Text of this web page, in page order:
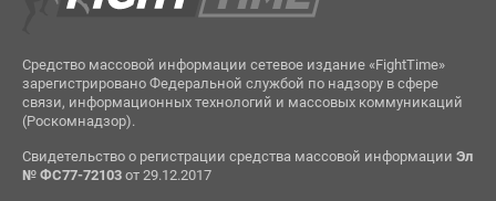
Средство массовой информации сетевое издание «FightTime»
зарегистрировано Федеральной службой по надзору в сфере
связи, информационных технологий и массовых коммуникаций
(Роскомнадзор).
Свидетельство о регистрации средства массовой информации Эл
№ ФС77-72103от 29.12.2017